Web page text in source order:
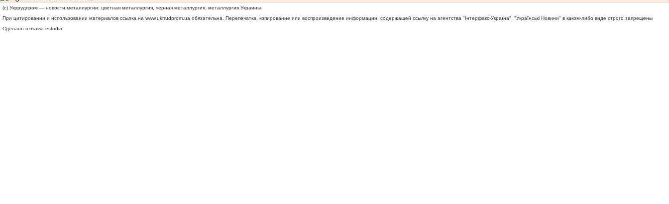
(c) Укррудпром — новости металлургии: цветная металлургия, черная металлургия, металлургия Украины
При цитировании и использовании материалов ссылка на www.ukrrudprom.ua обязательна. Перепечатка, копирование или воспроизведение информации, содержащей ссылку на агентства "Iнтерфакс-Україна", "Українськi Новини" в каком-либо виде строго запрещены
Сделано в miavia estudia.